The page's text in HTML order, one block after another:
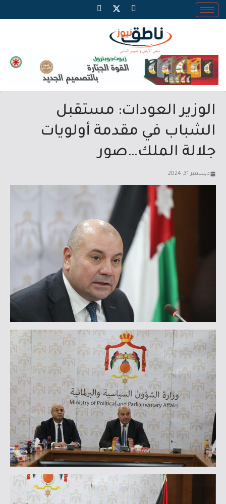
الوزير العودات: مستقبل
الشباب في مقدمة أولويات
جلالة الملك…صور
ديسمبر 31, 2024